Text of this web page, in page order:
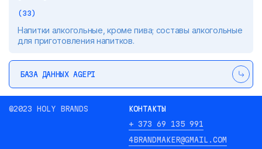
БАЗА ДАННЫХ AGEPI
(33)
Напитки алкогольные, кроме пива; составы алкогольные
для приготовления напитков.
©2023 HOLY BRANDS
КОНТАКТЫ
+ 373 69 135 991
4BRANDMAKER@GMAIL.COM